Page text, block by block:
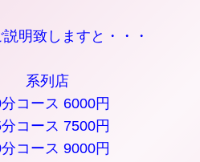
明致しますと・・・
系列店
コース 6000円
コース 7500円
コース 9000円